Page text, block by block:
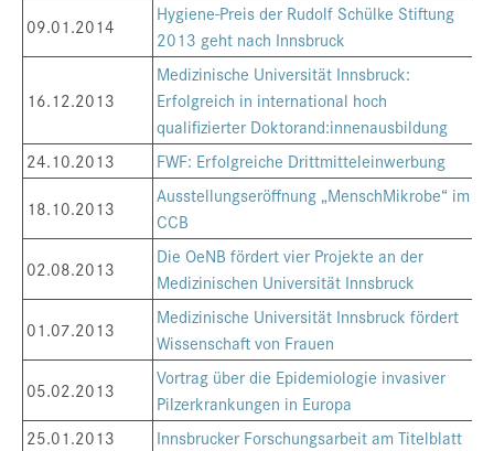
09.01.2014
Hygiene-Preis der Rudolf Schülke Stiftung
2013 geht nach Innsbruck
16.12.2013
Medizinische Universität Innsbruck:
Erfolgreich in international hoch
qualifizierter Doktorand:innenausbildung
24.10.2013
FWF: Erfolgreiche Drittmitteleinwerbung
18.10.2013
Ausstellungseröffnung „MenschMikrobe“ im
CCB
02.08.2013
Die OeNB fördert vier Projekte an der
Medizinischen Universität Innsbruck
01.07.2013
Medizinische Universität Innsbruck fördert
Wissenschaft von Frauen
05.02.2013
Vortrag über die Epidemiologie invasiver
Pilzerkrankungen in Europa
25.01.2013
Innsbrucker Forschungsarbeit am Titelblatt